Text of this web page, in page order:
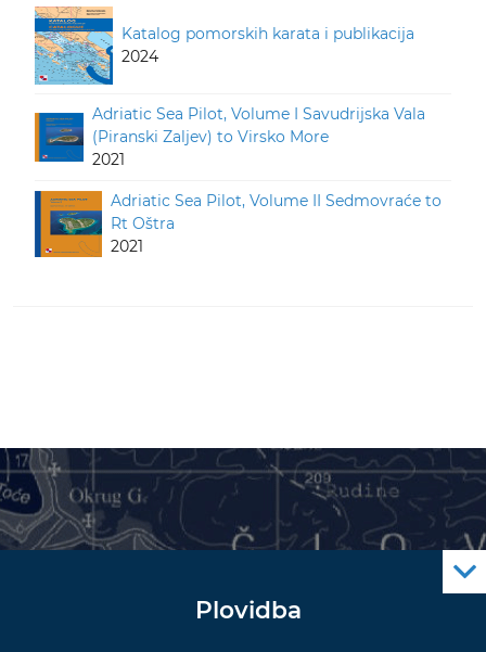
Katalog pomorskih karata i publikacija
2024
Adriatic Sea Pilot, Volume I Savudrijska Vala
(Piranski Zaljev) to Virsko More
2021
Adriatic Sea Pilot, Volume II Sedmovraće to
Rt Oštra
2021
Plovidba